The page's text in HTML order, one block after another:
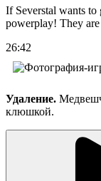
If Severstal wants to
powerplay! They
26:42
Удаление.
клюшкой.